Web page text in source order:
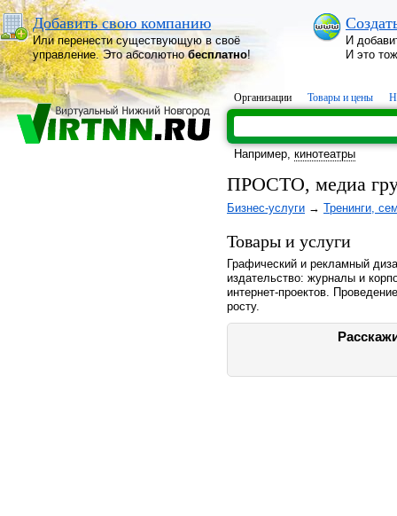
Добавить свою компанию
Или перенести существующую в своё
управление. Это абсолютнобесплатно!
И
И это
Организации Товары и цены
Например, кинотеатры
ПРОСТО, медиа
Бизнес-услуги → Тренинги,
Товары и услуги
Графический и рекламный
издательство: журналы и
интернет-проектов.
росту.